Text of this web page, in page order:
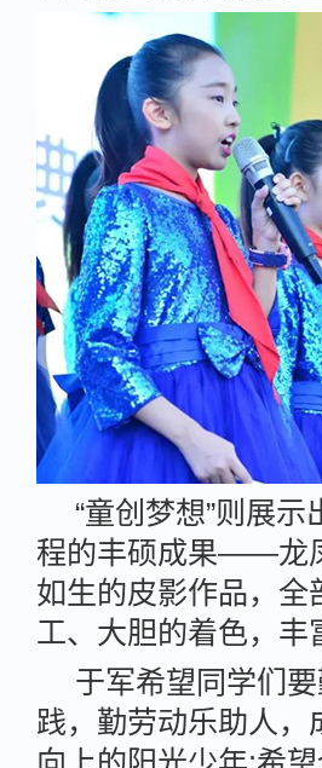
“童创梦想”则展
程的丰硕成果——龙
如生的皮影作品，全
工、大胆的着色，丰
于军希望同学们
践，勤劳动乐助人